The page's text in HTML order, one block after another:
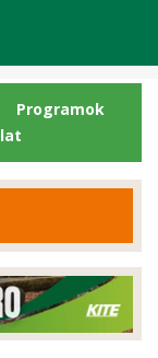
Programok